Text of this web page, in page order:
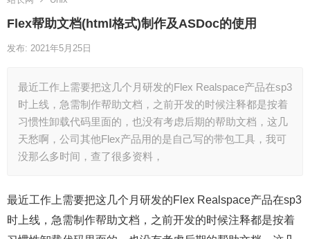
Flex帮助文档(html格式)制作及ASDoc的使用
发布: 2021年5月25日
最近工作上需要把这几个月研发的Flex Realspace产品在sp3
时上线，急需制作帮助文档，之前开发的时候注释都是按着
习惯性卸载代码里面的，也没有考虑后期的帮助文档，这几
天愁啊，公司其他Flex产品用的是自己写的带包工具，我可
没那么多时间，查了很多资料，
最近工作上需要把这几个月研发的Flex Realspace产品在sp3
时上线，急需制作帮助文档，之前开发的时候注释都是按着